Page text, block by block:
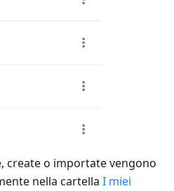
create o importate vengono
nella cartella I miei